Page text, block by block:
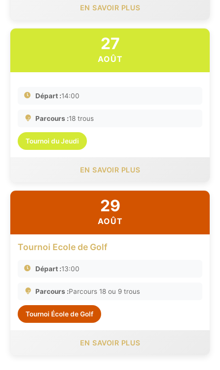
EN SAVOIR PLUS
27
AOÛT
Départ :14:00
Parcours :18 trous
Tournoi du Jeudi
EN SAVOIR PLUS
29
AOÛT
Tournoi Ecole de Golf
Départ :13:00
Parcours :Parcours 18 ou 9 trous
Tournoi École de Golf
EN SAVOIR PLUS